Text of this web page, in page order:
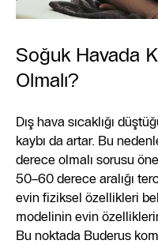
Soğuk Havada
Olmalı?
Dış hava sıcaklığı
kaybı da artar. Bu
derece olmalı sorusu
50–60 derece aralığı
evin fiziksel özellikleri
modelinin evin
Bu noktada Buderus